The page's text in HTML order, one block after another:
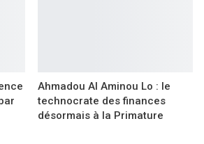
Ahmadou Al Aminou Lo : le
technocrate des finances
désormais à la Primature